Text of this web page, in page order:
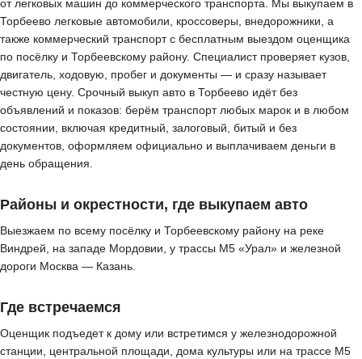
от легковых машин до коммерческого транспорта. Мы выкупаем в
Торбеево легковые автомобили, кроссоверы, внедорожники, а
также коммерческий транспорт с бесплатным выездом оценщика
по посёлку и Торбеевскому району. Специалист проверяет кузов,
двигатель, ходовую, пробег и документы — и сразу называет
честную цену. Срочный выкуп авто в Торбеево идёт без
объявлений и показов: берём транспорт любых марок и в любом
состоянии, включая кредитный, залоговый, битый и без
документов, оформляем официально и выплачиваем деньги в
день обращения.
Районы и окрестности, где выкупаем авто
Выезжаем по всему посёлку и Торбеевскому району на реке
Виндрей, на западе Мордовии, у трассы М5 «Урал» и железной
дороги Москва — Казань.
Где встречаемся
Оценщик подъедет к дому или встретимся у железнодорожной
станции, центральной площади, дома культуры или на трассе М5